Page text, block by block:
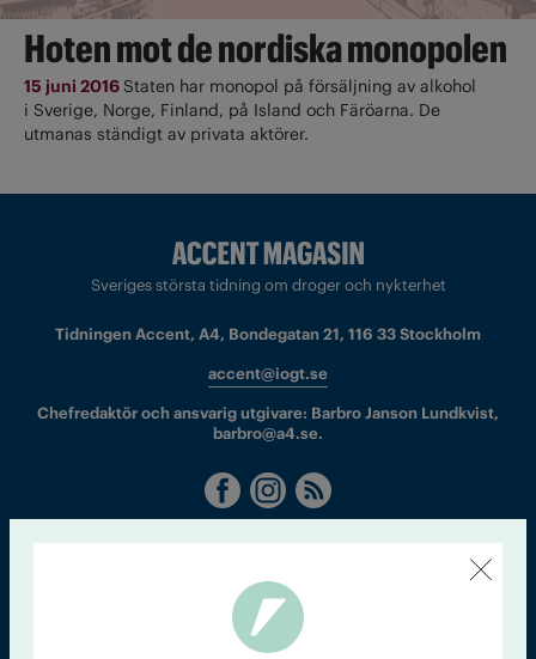
Hoten mot de nordiska monopolen
15 juni 2016 Staten har monopol på försäljning av alkohol
i Sverige, Norge, Finland, på Island och Färöarna. De
utmanas ständigt av privata aktörer.
Sveriges största tidning om droger och nykterhet
Tidningen Accent, A4, Bondegatan 21, 116 33 Stockholm
accent@iogt.se
Chefredaktör och ansvarig utgivare: Barbro Janson Lundkvist,
barbro@a4.se.